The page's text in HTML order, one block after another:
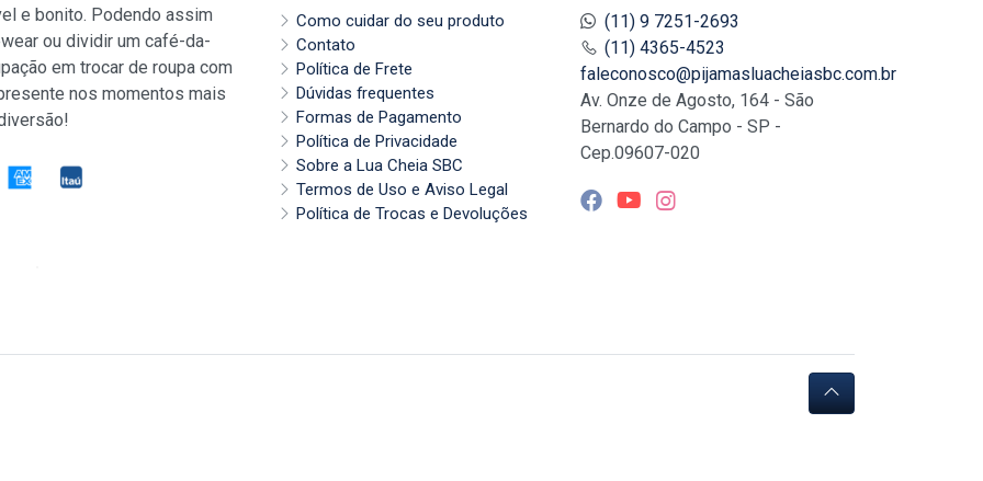
(11) 9 7251-2693
(11) 4365-4523
faleconosco@pijamasluacheiasbc.com.br
Av. Onze de Agosto, 164 - São
Bernardo do Campo - SP -
Cep.09607-020
Como cuidar do seu produto
Contato
Política de Frete
Dúvidas frequentes
Formas de Pagamento
Política de Privacidade
Sobre a Lua Cheia SBC
Termos de Uso e Aviso Legal
Política de Trocas e Devoluções
e bonito. Podendo assim
ou dividir um café-da-
em trocar de roupa com
nos momentos mais